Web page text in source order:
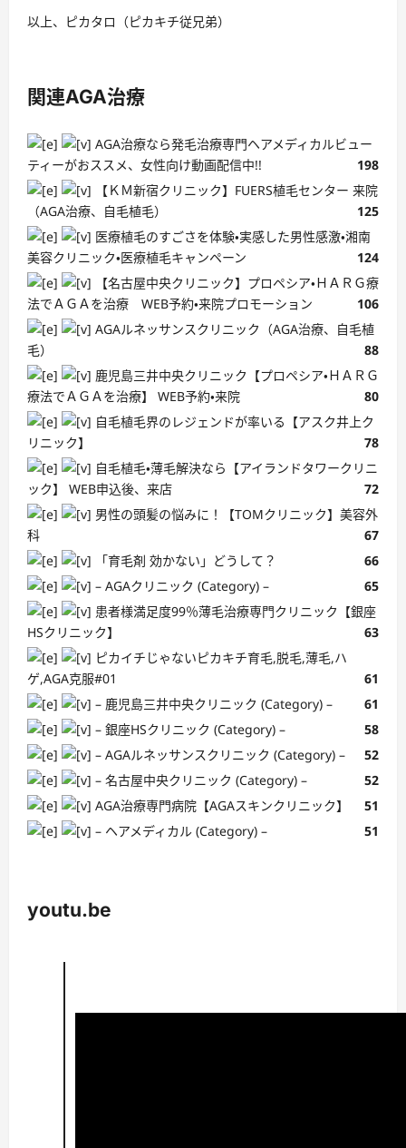
以上、ピカタロ（ピカキチ従兄弟）
関連AGA治療
AGA治療なら発毛治療専門ヘアメディカルビュー
ティーがおススメ、女性向け動画配信中!!
198
【ＫＭ新宿クリニック】FUERS植毛センター 来院
（AGA治療、自毛植毛）
125
医療植毛のすごさを体験・実感した男性感激・湘南
美容クリニック・医療植毛キャンペーン
124
【名古屋中央クリニック】プロペシア・ＨＡＲＧ療
法でＡＧＡを治療 WEB予約・来院プロモーション
106
AGAルネッサンスクリニック（AGA治療、自毛植
毛）
88
鹿児島三井中央クリニック【プロペシア・ＨＡＲＧ
療法でＡＧＡを治療】 WEB予約・来院
80
自毛植毛界のレジェンドが率いる【アスク井上ク
リニック】
78
自毛植毛・薄毛解決なら【アイランドタワークリニ
ック】 WEB申込後、来店
72
男性の頭髪の悩みに！【TOMクリニック】美容外
科
67
「育毛剤 効かない」どうして？
66
– AGAクリニック (Category) –
65
患者様満足度99％薄毛治療専門クリニック【銀座
HSクリニック】
63
ピカイチじゃないピカキチ育毛,脱毛,薄毛,ハ
ゲ,AGA克服#01
61
– 鹿児島三井中央クリニック (Category) –
61
– 銀座HSクリニック (Category) –
58
– AGAルネッサンスクリニック (Category) –
52
– 名古屋中央クリニック (Category) –
52
AGA治療専門病院【AGAスキンクリニック】
51
– ヘアメディカル (Category) –
51
youtu.be